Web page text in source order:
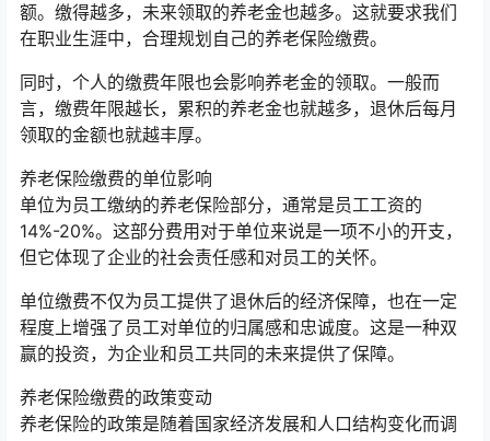
额。缴得越多，未来领取的养老金也越多。这就要求我们
在职业生涯中，合理规划自己的养老保险缴费。
同时，个人的缴费年限也会影响养老金的领取。一般而
言，缴费年限越长，累积的养老金也就越多，退休后每月
领取的金额也就越丰厚。
养老保险缴费的单位影响
单位为员工缴纳的养老保险部分，通常是员工工资的
14%-20%。这部分费用对于单位来说是一项不小的开支，
但它体现了企业的社会责任感和对员工的关怀。
单位缴费不仅为员工提供了退休后的经济保障，也在一定
程度上增强了员工对单位的归属感和忠诚度。这是一种双
赢的投资，为企业和员工共同的未来提供了保障。
养老保险缴费的政策变动
养老保险的政策是随着国家经济发展和人口结构变化而调